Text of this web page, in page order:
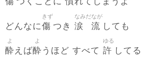
どんなに傷
きず
つき 涙
なみだ
流
なが
しても
酔
よ
えば酔
よ
うほど すべて 許
ゆる
してる